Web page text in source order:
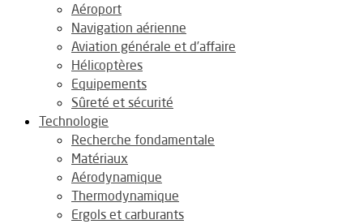
Aéroport
Navigation aérienne
Aviation générale et d’affaire
Hélicoptères
Equipements
Sûreté et sécurité
Technologie
Recherche fondamentale
Matériaux
Aérodynamique
Thermodynamique
Ergols et carburants